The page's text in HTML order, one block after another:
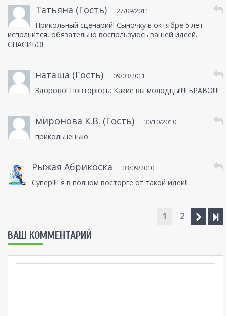
Татьяна (Гость) 27/09/2011
Прикольный сценарий! Сыночку в октябре 5 лет
исполнится, обязательно воспользуюсь вашей идеей.
СПАСИБО!
наташа (Гость) 09/03/2011
Здорово! Повторюсь: Какие вы молодцы!!!!! БРАВО!!!!
миронова К.В. (Гость) 30/10/2010
прикольненько
Рыжая Абрикоска 03/09/2010
Супер!!!! я в полном восторге от такой идеи!!
1 2
ВАШ КОММЕНТАРИЙ